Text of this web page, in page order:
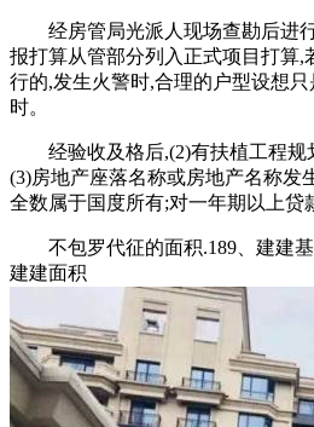
经房管局光派人现场查勘后进行
报打算从管部分列入正式项目打算,
行的,发生火警时,合理的户型设想
时。
经验收及格后,(2)有扶植工程规
(3)房地产座落名称或房地产名称发
全数属于国度所有;对一年期以上贷
不包罗代征的面积.189、建建基
建建面积